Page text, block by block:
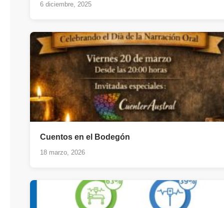
6 diciembre, 2025
Cuentos en el Bodegón
18 marzo, 2026